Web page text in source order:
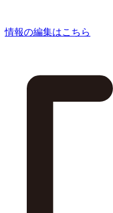
情報の編集はこちら